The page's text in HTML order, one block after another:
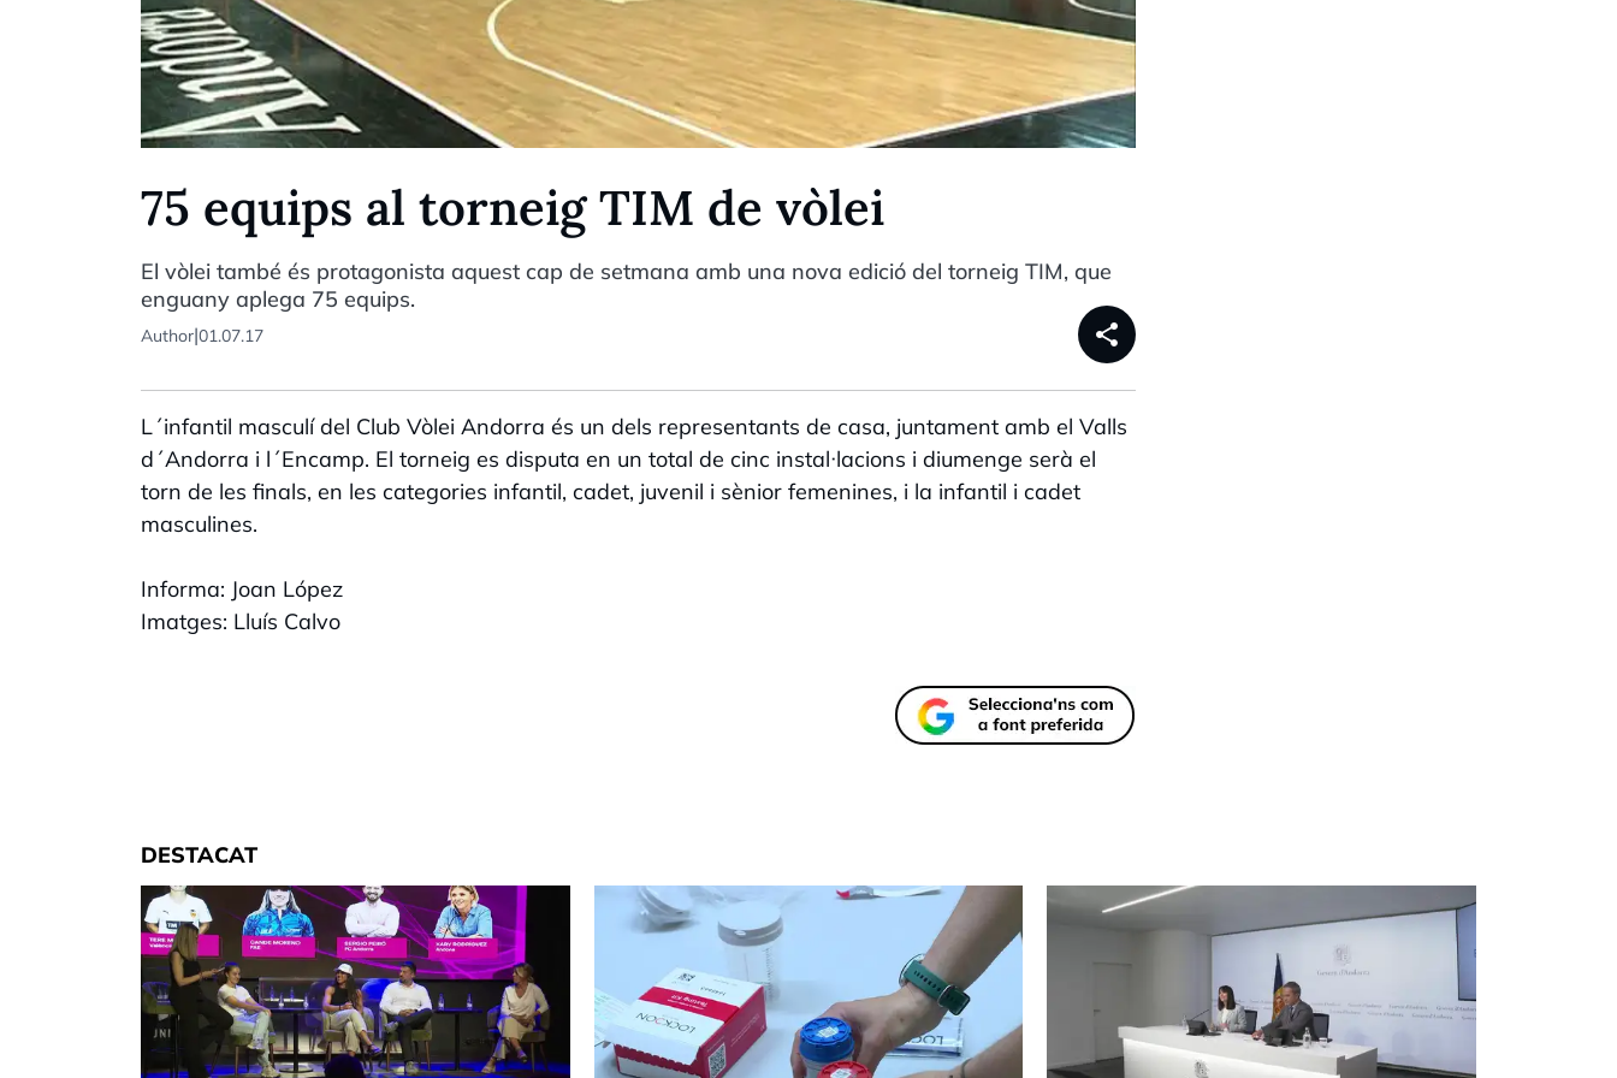
75 equips al torneig TIM de vòlei
El vòlei també és protagonista aquest cap de setmana amb una nova edició del torneig TIM, que
enguany aplega 75 equips.
Author|01.07.17 share
L´infantil masculí del Club Vòlei Andorra és un dels representants de casa, juntament amb el Valls
d´Andorra i l´Encamp. El torneig es disputa en un total de cinc instal·lacions i diumenge serà el
torn de les finals, en les categories infantil, cadet, juvenil i sènior femenines, i la infantil i cadet
masculines.
Informa: Joan López
Imatges: Lluís Calvo
DESTACAT